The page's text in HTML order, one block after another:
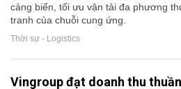
cảng biển, tối ưu vận tải đa phương
tranh của chuỗi cung ứng.
Thời sự - Logistics
Vingroup đạt doanh thu